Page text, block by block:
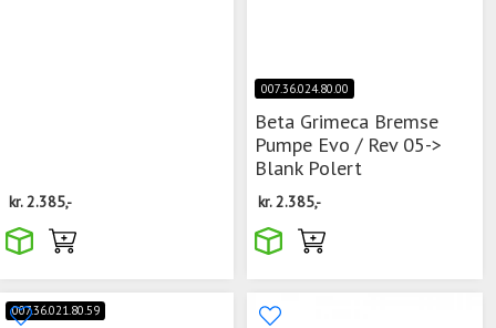
kr.2.385,-
007.36.024.80.00
Beta Grimeca Bremse
Pumpe Evo / Rev 05->
Blank Polert
kr.2.385,-
007.36.021.80.59